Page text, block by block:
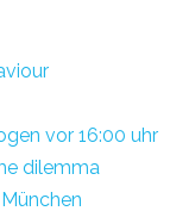
vor 16:00 uhr
dilemma